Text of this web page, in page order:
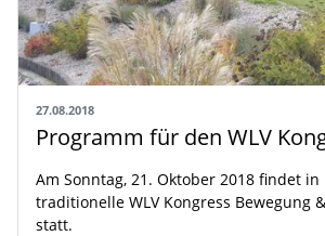
27.08.2018
Am Sonntag, 21. Oktober 2018 findet
traditionelle WLV Kongress Bewegung
statt.